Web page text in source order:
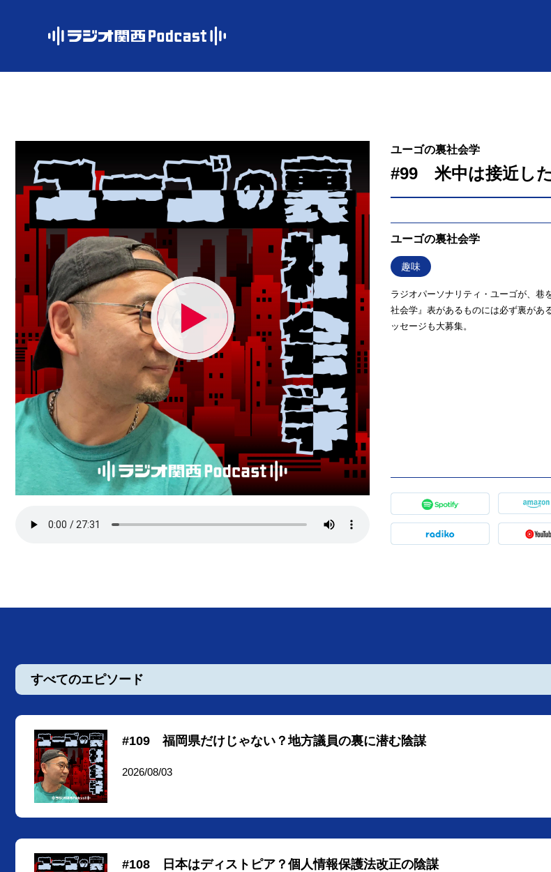
ユーゴの裏社会学
#99 米中は接近し
ユーゴの裏社会学
趣味
ラジオパーソナリティ・ユーゴが、巷
社会学』表があるものには必ず裏があ
ッセージも大募集。
すべてのエピソード
#109 福岡県だけじゃない？地方議員の裏に潜む陰謀
2026/08/03
#108 日本はディストピア？個人情報保護法改正の陰謀